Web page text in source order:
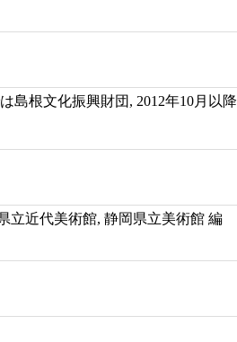
島根文化振興財団, 2012年10月以
立近代美術館, 静岡県立美術館 編